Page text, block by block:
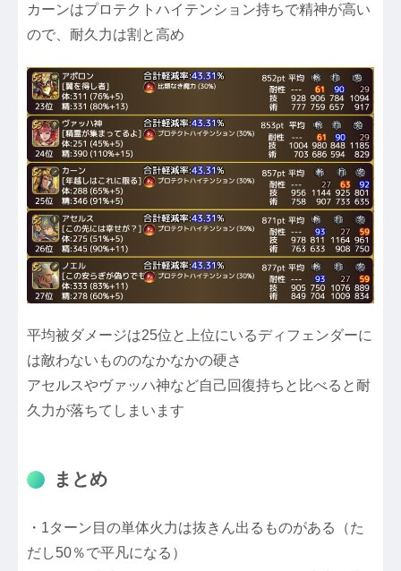
カーンはプロテクトハイテンション持ちで精神が高い
ので、耐久力は割と高め
平均被ダメージは25位と上位にいるディフェンダーに
は敵わないもののなかなかの硬さ
アセルスやヴァッハ神など自己回復持ちと比べると耐
久力が落ちてしまいます
まとめ
・1ターン目の単体火力は抜きん出るものがある（た
だし50％で平凡になる）